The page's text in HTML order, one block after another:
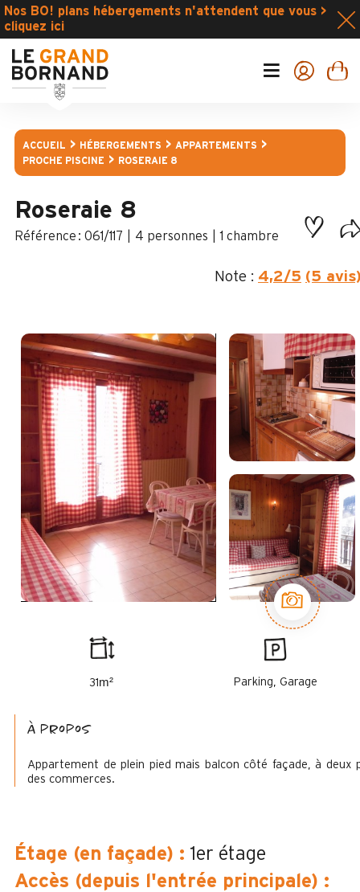
Nos BO! plans hébergements n'attendent que vous >
cliquez ici
ACCUEIL HÉBERGEMENTS
APPARTEMENTS
PROCHE PISCINE
ROSERAIE 8
Roseraie 8
: 061/117 4 personnes 1 chambre
Note : 4,2/5 (5
31 m² Parking, Garage
à propos
Appartement de plein pied mais balcon côté façade, à deux
des commerces.
Étage (en façade) : 1er étage
Accès (depuis l'entrée principale) :